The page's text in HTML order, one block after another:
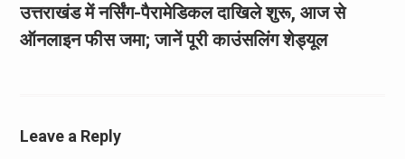
उत्तराखंड में नर्सिंग-पैरामेडिकल दाखिले शुरू, आज से
ऑनलाइन फीस जमा; जानें पूरी काउंसलिंग शेड्यूल
Leave a Reply